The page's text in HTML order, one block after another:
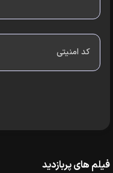
فیلم های پربازدید